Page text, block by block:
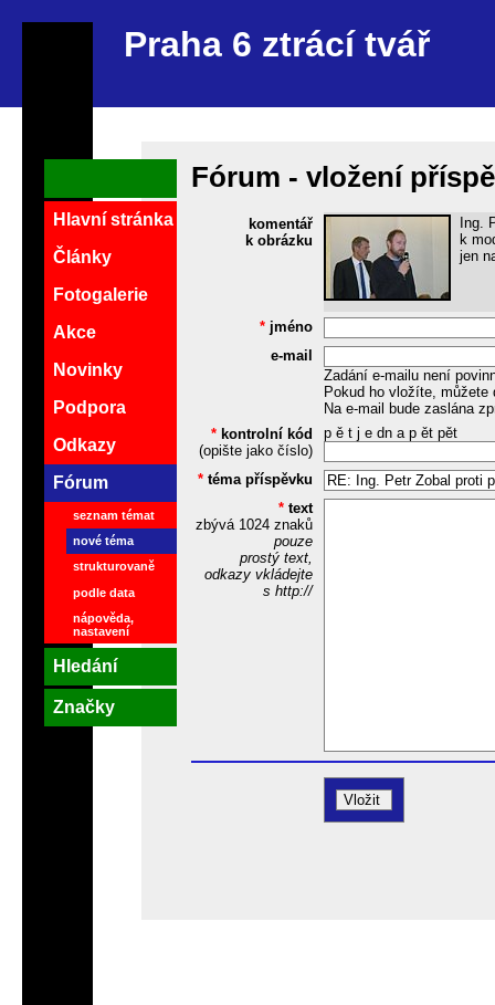
Praha 6 ztrácí tvář
Fórum - vložení
komentář
k obrázku
Ing.
k
jen
* jméno
e-mail
Zadání e-mailu není
Pokud ho vložíte,
Na e-mail bude zaslána
* kontrolní kód
(opište jako číslo)
p ě t j e dn a p ět pět
* téma příspěvku
* text
zbývá 1024znaků
pouze
prostý text,
odkazy vkládejte
s http://
Hlavní stránka
Články
Fotogalerie
Akce
Novinky
Podpora
Odkazy
Fórum
seznam témat
nové téma
strukturovaně
podle data
nápověda,
nastavení
Hledání
Značky